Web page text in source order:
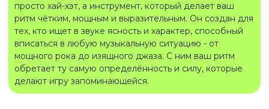
просто хай-хэт, а инструмент, который делает ваш
ритм чётким, мощным и выразительным. Он создан для
тех, кто ищет в звуке ясность и характер, способный
вписаться в любую музыкальную ситуацию - от
мощного рока до изящного джаза. С ним ваш ритм
обретает ту самую определённость и силу, которые
делают игру запоминающейся.